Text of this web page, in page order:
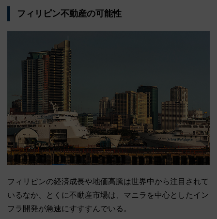
フィリピン不動産の可能性
フィリピンの経済成長や地価高騰は世界中から注目されて
いるなか、とくに不動産市場は、マニラを中心としたイン
フラ開発が急速にすすすんでいる。